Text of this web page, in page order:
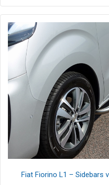
Fiat Fiorino L1 – Sidebars